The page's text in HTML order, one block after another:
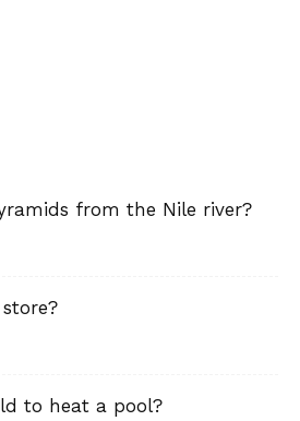
from the Nile river?
to heat a pool?